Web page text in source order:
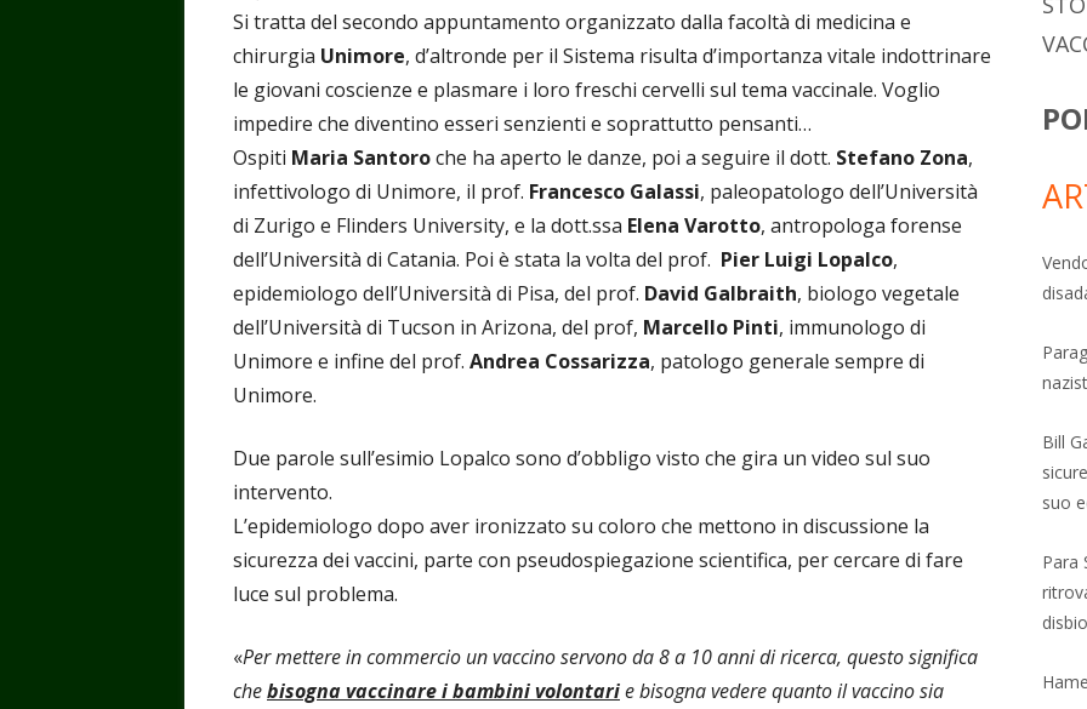
Si tratta del secondo appuntamento organizzato dalla facoltà di medicina e
chirurgia Unimore, d’altronde per il Sistema risulta d’importanza vitale indottrinare
le giovani coscienze e plasmare i loro freschi cervelli sul tema vaccinale. Voglio
impedire che diventino esseri senzienti e soprattutto pensanti…
Ospiti Maria Santoroche ha aperto le danze, poi a seguire il dott. Stefano Zona,
infettivologo di Unimore, il prof. Francesco Galassi, paleopatologo dell’Università
di Zurigo e Flinders University, e la dott.ssa Elena Varotto, antropologa forense
dell’Università di Catania. Poi è stata la volta del prof. Pier Luigi Lopalco,
epidemiologo dell’Università di Pisa, del prof. David Galbraith, biologo vegetale
dell’Università di Tucson in Arizona, del prof, Marcello Pinti, immunologo di
Unimore e infine del prof. Andrea Cossarizza, patologo generale sempre di
Unimore.
Due parole sull’esimio Lopalco sono d’obbligo visto che gira un video sul suo
intervento.
L’epidemiologo dopo aver ironizzato su coloro che mettono in discussione la
sicurezza dei vaccini, parte con pseudospiegazione scientifica, per cercare di fare
luce sul problema.
«Per mettere in commercio un vaccino servono da 8 a 10 anni di ricerca, questo significa
chebisogna vaccinare i bambini volontarie bisogna vedere quanto il vaccino sia
Bill
suo
Para